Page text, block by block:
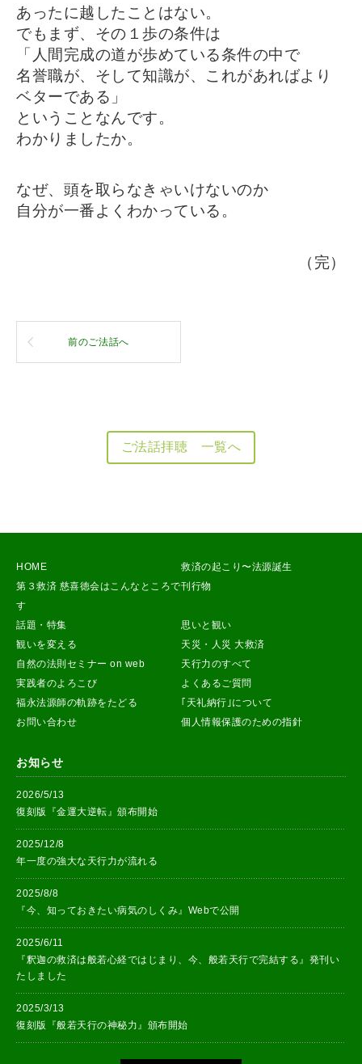
あったに越したことはない。
でもまず、その１歩の条件は
「人間完成の道が歩めている条件の中で
名誉職が、そして知識が、これがあればより
ベターである」
ということなんです。
わかりましたか。
なぜ、頭を取らなきゃいけないのか
自分が一番よくわかっている。
（完）
前のご法話へ
ご法話拝聴 一覧へ
HOME
救済の起こり〜法源誕生
第３救済 慈喜徳会はこんなところで
す
刊行物
話題・特集
思いと観い
観いを変える
天災・人災 大救済
自然の法則セミナー on web
天行力のすべて
実践者のよろこび
よくあるご質問
福永法源師の軌跡をたどる
｢天礼納行｣について
お問い合わせ
個人情報保護のための指針
お知らせ
2026/5/13
復刻版『金運大逆転』頒布開始
2025/12/8
年一度の強大な天行力が流れる
2025/8/8
『今、知っておきたい病気のしくみ』Webで公開
2025/6/11
『釈迦の救済は般若心経ではじまり、今、般若天行で完結する』発刊い
たしました
2025/3/13
復刻版『般若天行の神秘力』頒布開始